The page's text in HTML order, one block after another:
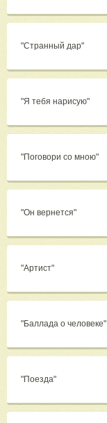
"Странный дар"
"Я тебя нарисую"
"Поговори со мною"
"Он вернется"
"Артист"
"Баллада о человеке"
"Поезда"